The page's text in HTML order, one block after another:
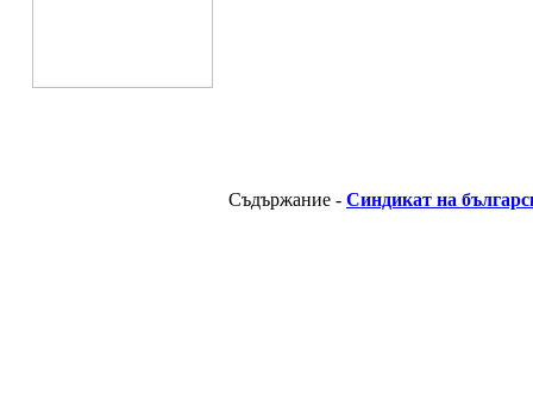
Съдържание - Синдикат на